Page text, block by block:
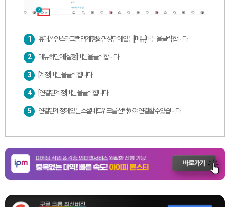
1 휴대폰 인스타그램 앱 계정화면 상단에 있는 [메뉴]버튼을 클릭합니다.
2 메뉴 하단에 [설정]버튼을 클릭합니다.
3 [계정]버튼을 클릭합니다.
4 [연결된 계정]버튼을 클릭합니다.
5 연결된 계정에 있는 소셜네트워크를 선택하여 연결할 수 있습니다.